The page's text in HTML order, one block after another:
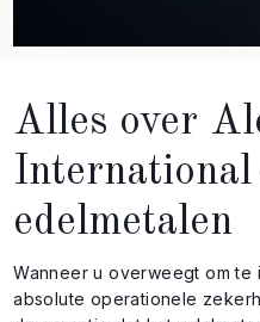
Alles over
International
edelmetalen
Wanneer u overweegt om
absolute operationele